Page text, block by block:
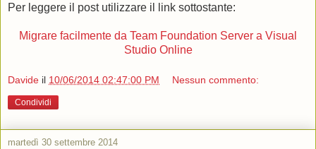
Per leggere il post utilizzare il link sottostante:
Migrare facilmente da Team Foundation Server a Visual
Studio Online
Davide il 10/06/2014 02:47:00 PM Nessun commento:
Condividi
martedì 30 settembre 2014